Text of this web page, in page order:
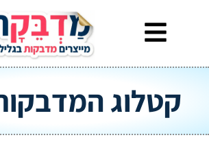
המדבקות שלנו